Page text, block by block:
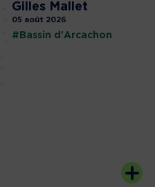
Gilles Mallet
05 août 2026
#Bassin d'Arcachon